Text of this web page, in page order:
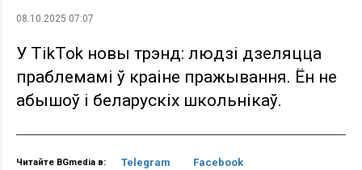
08.10.2025 07:07
У TikTok новы трэнд: людзі дзеляцца
праблемамі ў краіне пражывання. Ён не
абышоў і беларускіх школьнікаў.
Читайте BGmedia в: Telegram Facebook